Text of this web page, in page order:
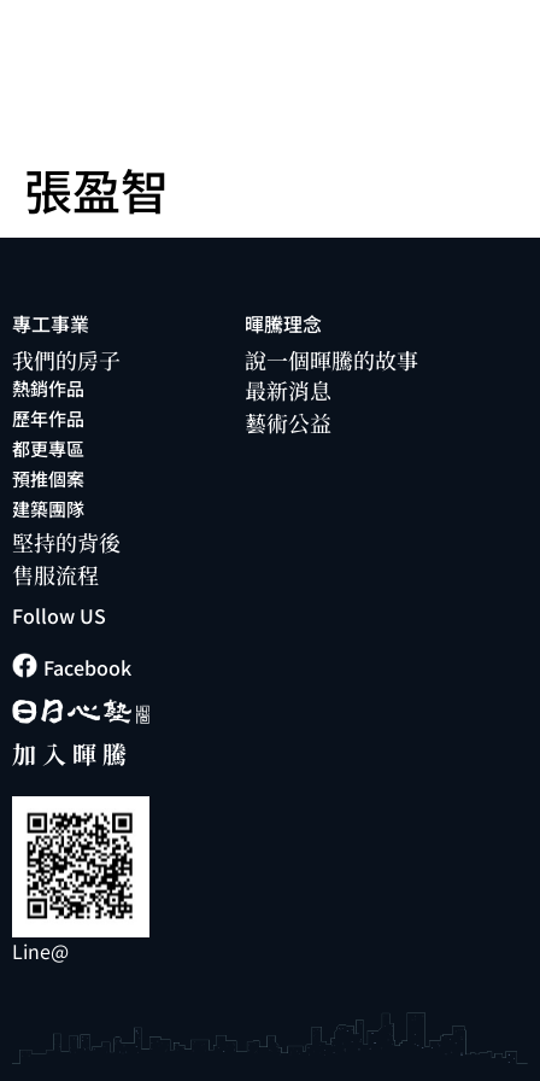
張盈智
專工事業
我們的房子
熱銷作品
歷年作品
都更專區
預推個案
建築團隊
堅持的背後
售服流程
暉騰理念
說一個暉騰的故事
最新消息
藝術公益
Follow US
Facebook
加入暉騰
Line@